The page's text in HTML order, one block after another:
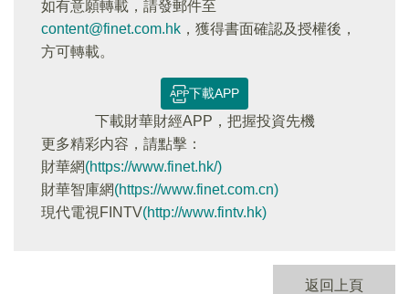
如有意願轉載，請發郵件至
content@finet.com.hk ，獲得書面確認及授權後，
方可轉載。
下載APP
下載財華財經APP，把握投資先機
更多精彩内容，請點擊：
財華網(https://www.finet.hk/)
財華智庫網(https://www.finet.com.cn)
現代電視FINTV(http://www.fintv.hk)
返回上頁